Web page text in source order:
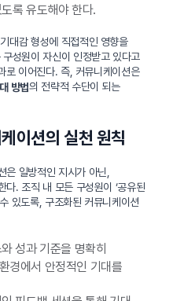
록 유도해야 한다.
대감 형성에 직접적인 영향을
성원이 자신이 인정받고 있다고
로 이어진다. 즉, 커뮤니케이션은
방법의 전략적 수단이 되는
이션의 실천 원칙
은 일방적인 지시가 아닌,
다. 조직 내 모든 구성원이 ‘공유된
있도록, 구조화된 커뮤니케이션
성과 기준을 명확히
경에서 안정적인 기대를